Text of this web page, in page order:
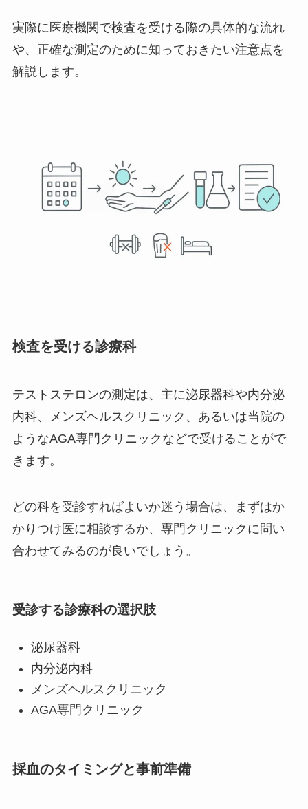
実際に医療機関で検査を受ける際の具体的な流れ
や、正確な測定のために知っておきたい注意点を
解説します。
検査を受ける診療科
テストステロンの測定は、主に泌尿器科や内分泌
内科、メンズヘルスクリニック、あるいは当院の
ようなAGA専門クリニックなどで受けることがで
きます。
どの科を受診すればよいか迷う場合は、まずはか
かりつけ医に相談するか、専門クリニックに問い
合わせてみるのが良いでしょう。
受診する診療科の選択肢
泌尿器科
内分泌内科
メンズヘルスクリニック
AGA専門クリニック
採血のタイミングと事前準備